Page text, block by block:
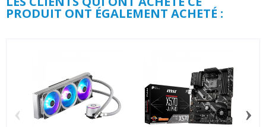
PRODUIT ONT ÉGALEMENT ACHETÉ :
‹ ›